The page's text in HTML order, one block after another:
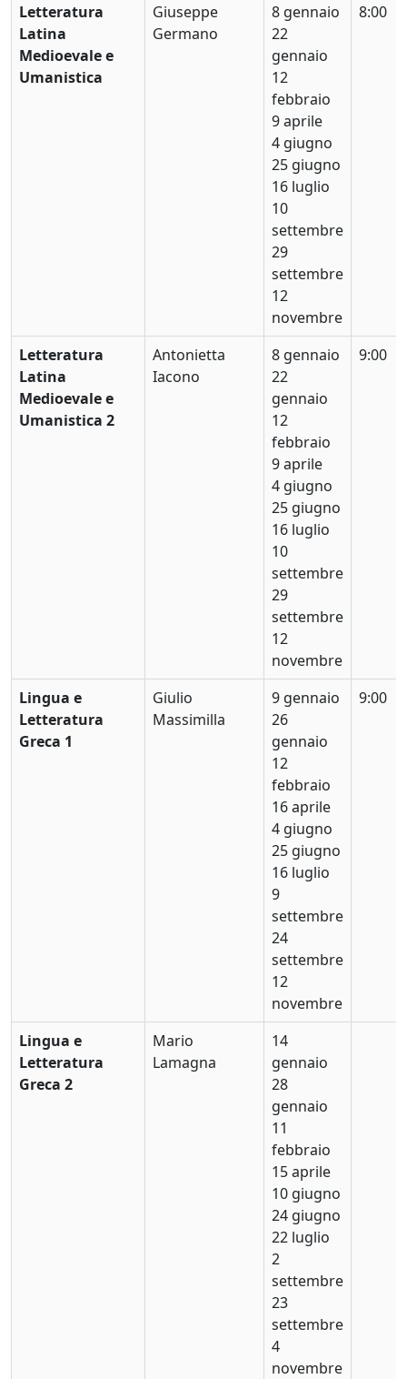
Letteratura
Latina
Medioevale e
Umanistica
Giuseppe
Germano
8 gennaio
22
gennaio
12
febbraio
9 aprile
4 giugno
25 giugno
16 luglio
10
settembre
29
settembre
12
novembre
8:00
Letteratura
Latina
Medioevale e
Umanistica 2
Antonietta
Iacono
8 gennaio
22
gennaio
12
febbraio
9 aprile
4 giugno
25 giugno
16 luglio
10
settembre
29
settembre
12
novembre
9:00
Lingua e
Letteratura
Greca 1
Giulio
Massimilla
9 gennaio
26
gennaio
12
febbraio
16 aprile
4 giugno
25 giugno
16 luglio
9
settembre
24
settembre
12
novembre
9:00
Lingua e
Letteratura
Greca 2
Mario
Lamagna
14
gennaio
28
gennaio
11
febbraio
15 aprile
10 giugno
24 giugno
22 luglio
2
settembre
23
settembre
4
novembre